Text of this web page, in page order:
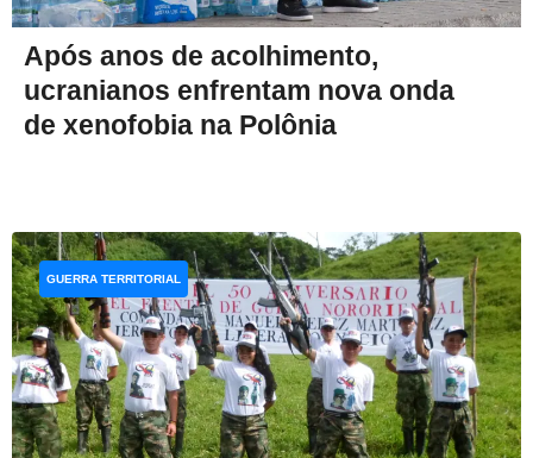
Após anos de acolhimento,
ucranianos enfrentam nova onda
de xenofobia na Polônia
GUERRA TERRITORIAL